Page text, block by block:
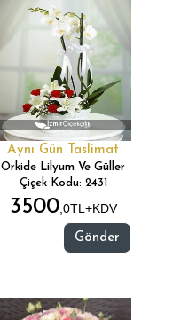
Aynı Gün Taslimat
Orkide Lilyum Ve Güller
Çiçek Kodu: 2431
3500,0TL+KDV
Gönder